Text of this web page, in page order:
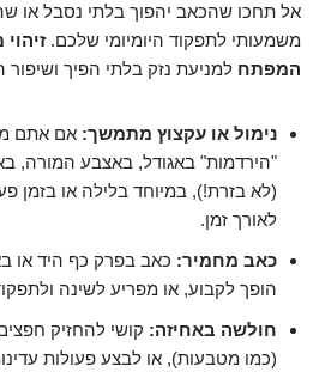
אל תחכו שהכאב יהפוך בלתי נסבל או
משמעותי לתפקוד היומיומי שלכם.
המפתח למניעת נזק בלתי הפיך
נימול או עקצוץ מתמשך: אם אתם
"הירדמות" באגודל, באצבע המורה,
(לא בזרת!), במיוחד בלילה או בזמן
לאורך זמן.
כאב מחמיר: כאב בפרק כף היד או
הופך לקבוע, או מפריע לשינה ולתפקוד
חולשה באחיזה: קושי להחזיק
(כמו מטבעות), או לבצע פעולות